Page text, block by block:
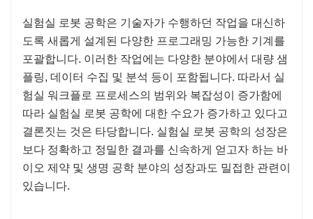
실험실 로봇 공학은 기술자가 수행하던 작업을 대신하
도록 새롭게 설계된 다양한 프로그래밍 가능한 기계를
포괄합니다. 이러한 작업에는 다양한 분야에서 대량 샘
플링, 데이터 수집 및 분석 등이 포함됩니다. 따라서 실
험실 워크플로 프로세스의 범위와 복잡성이 증가함에
따라 실험실 로봇 공학에 대한 수요가 증가하고 있다고
결론짓는 것은 타당합니다. 실험실 로봇 공학의 성장은
보다 정확하고 정밀한 결과를 신속하게 얻고자 하는 바
이오 제약 및 생명 공학 분야의 성장과도 밀접한 관련이
있습니다.